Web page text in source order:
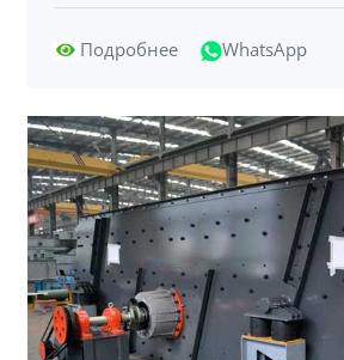
Подробнее WhatsApp